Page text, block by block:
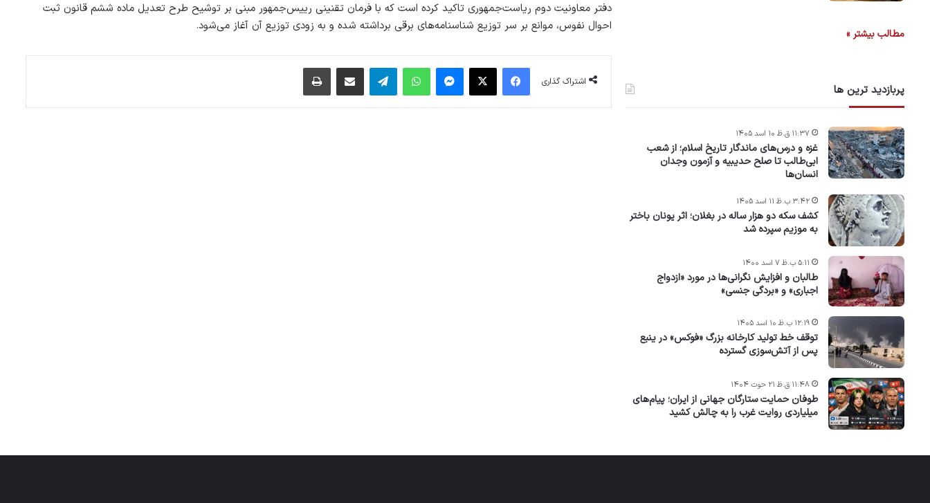
دفتر معاونیت دوم ریاست‌جمهوری تاکید کرده است که با فرمان تقنینی رییس‌جمهور مبنی بر توشیح طرح تعدیل ماده ششم قانون ثبت
احوال نفوس، موانع بر سر توزیع شناسنامه‌های برقی برداشته شده و به زودی توزیع آن آغاز می‌شود.
اشتراک گذاری
فیس بوک X پیام رسان واتس آپ تلگرام اشتراک گذاری از طریق ایمیل
مطالب بیشتر »
پربازدید ترین ها
غزه و درس‌های ماندگار تاریخ اسلام؛ از شعب
ابی‌طالب تا صلح حدیبیه و آزمون وجدان
انسان‌ها
۱۱:۳۷ ق.ظ ۱۰ اسد ۱۴۰۵
کشف سکه دو هزار ساله در بغلان؛ اثر یونان باختر
به موزیم سپرده شد
۳:۴۲ ب.ظ ۱۱ اسد ۱۴۰۵
طالبان و افزایش نگرانی‌ها در مورد «ازدواج
اجباری» و «بردگی جنسی»
۵:۱۱ ب.ظ ۷ اسد ۱۴۰۰
توقف خط تولید کارخانه بزرگ «فوکس» در ینبع
پس از آتش‌سوزی گسترده
۱۲:۱۹ ب.ظ ۱۰ اسد ۱۴۰۵
طوفان حمایت ستارگان جهانی از ایران؛ پیام‌های
میلیاردی روایت غرب را به چالش کشید
۱۱:۴۸ ق.ظ ۲۱ حوت ۱۴۰۴